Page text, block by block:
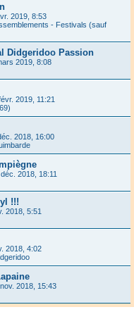
2019, 8:53
- Festivals (sauf
Didgeridoo Passion
2019, 8:08
2019, 11:21
2018, 16:00
2018, 18:11
!!!
2018, 5:51
2018, 4:02
2018, 15:43